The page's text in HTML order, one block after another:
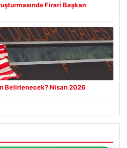
Firari Başkan
Belirlenecek? Nisan 2026